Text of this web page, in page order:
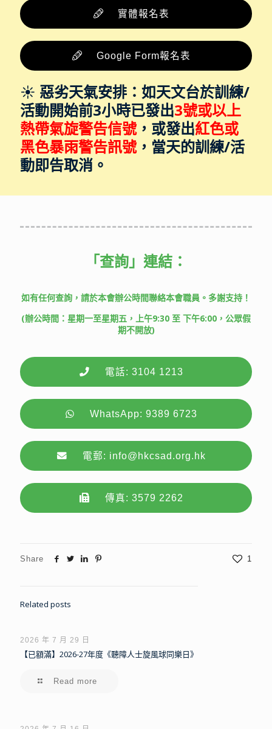
實體報名表
Google Form報名表
☀️ 惡劣天氣安排：如天文台於訓練/
活動開始前3小時已發出3號或以上
熱帶氣旋警告信號，或發出紅色或
黑色暴雨警告訊號，當天的訓練/活
動即告取消。
「查詢」 連結：
如有任何查詢，請於本會辦公時間聯絡本會職員。多謝支持！
(辦公時間：星期一至星期五，上午9:30 至 下午6:00，公眾假
期不開放)
電話: 3104 1213
WhatsApp: 9389 6723
電郵: info@hkcsad.org.hk
傳真: 3579 2262
Share 1
Related posts
2026 年 7 月 29 日
【已額滿】2026-27年度《聽障人士旋風球同樂日》
Read more